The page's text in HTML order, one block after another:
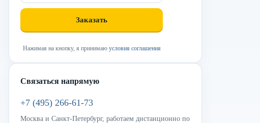
Нажимая на кнопку, я принимаю условия соглашения
Связаться напрямую
+7 (495) 266-61-73
Москва и Санкт-Петербург, работаем дистанционно по